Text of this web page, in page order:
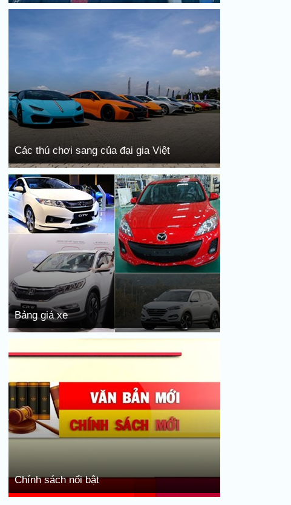
Các thú chơi sang của đại gia Việt
Bảng giá xe
Chính sách nổi bật